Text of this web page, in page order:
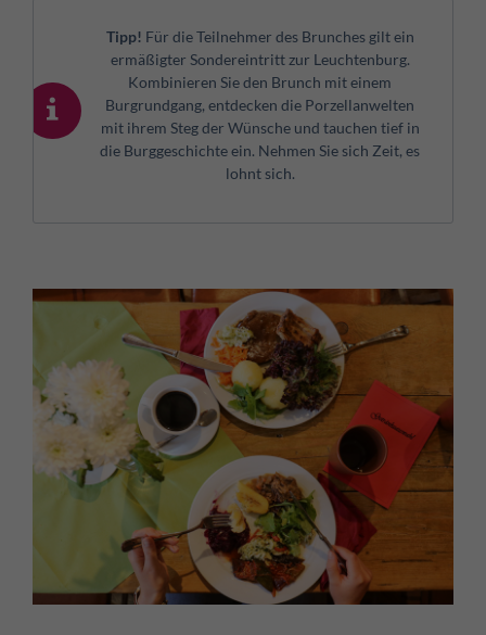
Tipp! Für die Teilnehmer des Brunches gilt ein
ermäßigter Sondereintritt zur Leuchtenburg.
Kombinieren Sie den Brunch mit einem
Burgrundgang, entdecken die Porzellanwelten
mit ihrem Steg der Wünsche und tauchen tief in
die Burggeschichte ein. Nehmen Sie sich Zeit, es
lohnt sich.